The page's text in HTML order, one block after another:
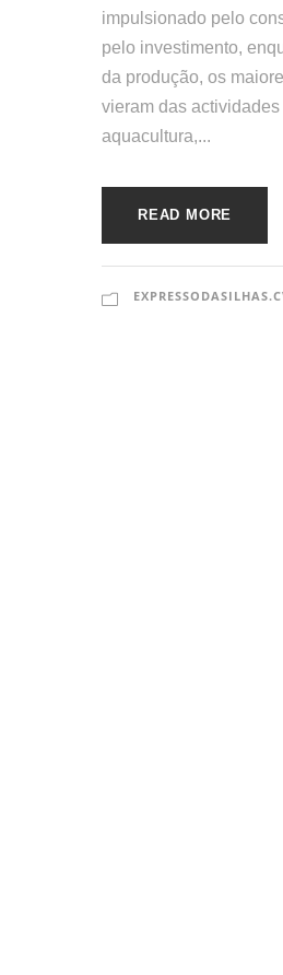
impulsionado pelo
pelo investimento,
da produção, os
vieram das
aquacultura,...
READ MORE